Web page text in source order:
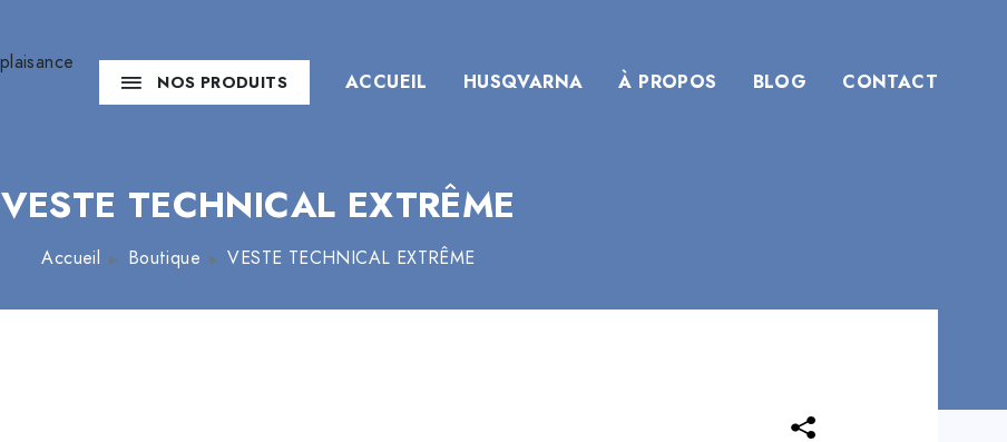
NOS PRODUITS ACCUEIL HUSQVARNA À PROPOS BLOG CONTACT
VESTE TECHNICAL EXTRÊME
Accueil Boutique VESTE TECHNICAL EXTRÊME